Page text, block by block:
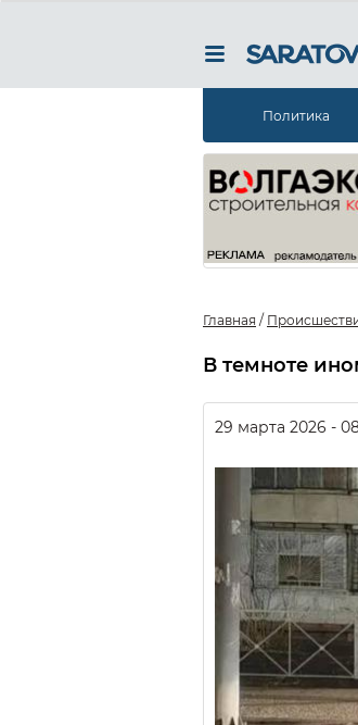
Политика
Главная /
В темноте
29 марта 2026 -